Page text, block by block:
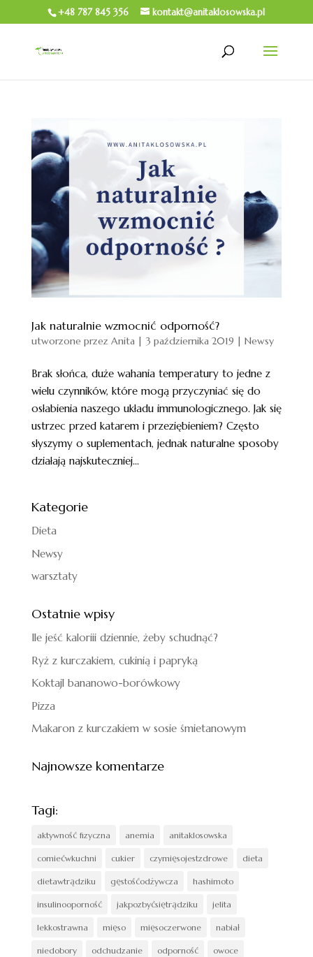
+48 787 845 356 kontakt@anitaklosowska.pl
Jak naturalnie wzmocnić odporność?
utworzone przez Anita| 3 października 2019 Newsy
Brak słońca, duże wahania temperatury to jedne z
wielu czynników, które mogą przyczyniać się do
osłabienia naszego układu immunologicznego. Jak się
ustrzec przed katarem i przeziębieniem? Często
słyszymy o suplementach, jednak naturalne sposoby
działają najskuteczniej...
Kategorie
Dieta
Newsy
warsztaty
Ostatnie wpisy
Ile jeść kaloriii dziennie, żeby schudnąć?
Ryż z kurczakiem, cukinią i papryką
Koktajl bananowo-borówkowy
Pizza
Makaron z kurczakiem w sosie śmietanowym
Najnowsze komentarze
Tagi:
aktywność fizyczna anemia anitaklosowska
comiećwkuchni cukier czymięsojestzdrowe dieta
dietawtrądziku gęstośćodżywcza hashimoto
insulinooporność jakpozbyćsiętrądziku jelita
lekkostrawna mięso mięsoczerwone nabiał
niedobory odchudzanie odporność owoce